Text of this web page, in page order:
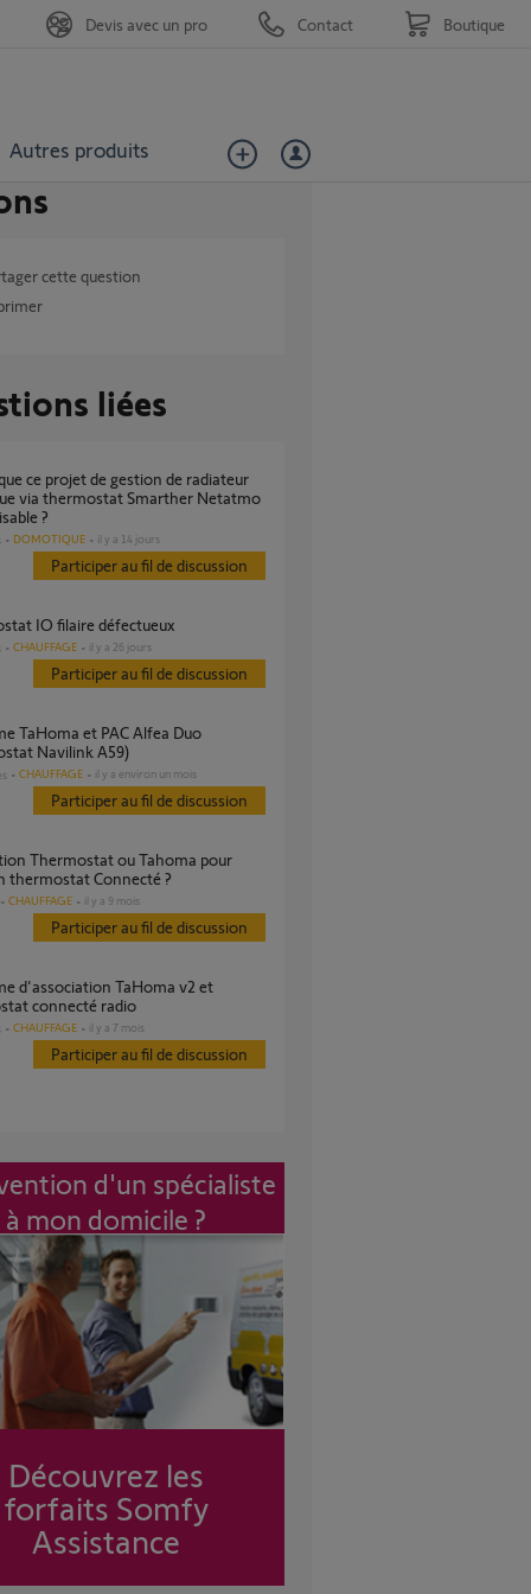
Autres produits
Devis avec un pro Contact Boutique
cette question
liées
via thermostat Smarther Netatmo
?
DOMOTIQUE il y a 14 jours
Participer au fil de discussion
IO filaire défectueux
CHAUFFAGE il y a 26 jours
Participer au fil de discussion
Navilink A59)
CHAUFFAGE il y a environ un mois
Participer au fil de discussion
thermostat Connecté ?
CHAUFFAGE il y a 9 mois
Participer au fil de discussion
connecté radio
CHAUFFAGE il y a 7 mois
Participer au fil de discussion
d'un spécialiste
à mon domicile ?
Découvrez les
forfaits Somfy
Assistance